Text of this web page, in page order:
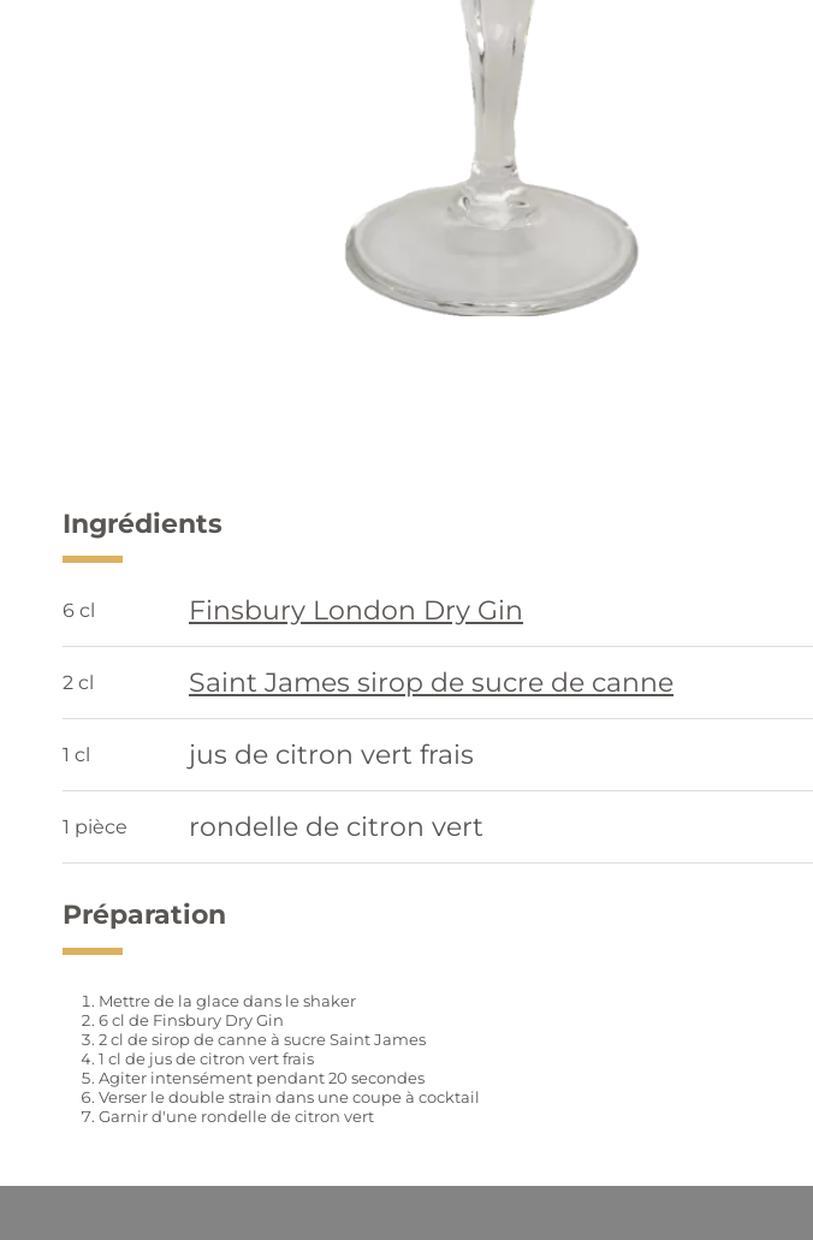
Ingrédients
6 cl Finsbury London Dry Gin
2 cl Saint James sirop de sucre de canne
1 cl jus de citron vert frais
1 pièce rondelle de citron vert
Préparation
Mettre de la glace dans le shaker
6 cl de Finsbury Dry Gin
2 cl de sirop de canne à sucre Saint James
1 cl de jus de citron vert frais
Agiter intensément pendant 20 secondes
Verser le double strain dans une coupe à cocktail
Garnir d'une rondelle de citron vert